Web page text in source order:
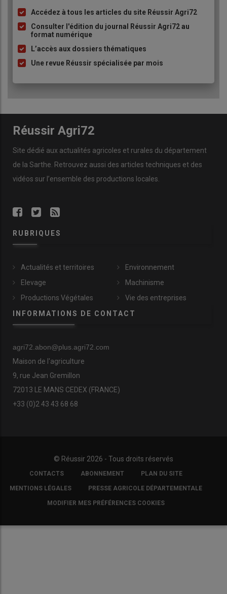
Liste
à
puce
Accédez à tous les articles du site Réussir Agri72
Consulter l'édition du journal Réussir Agri72 au
format numérique
L’accès aux dossiers thématiques
Une revue Réussir spécialisée par mois
Réussir Agri72
Site dédié aux actualités agricoles et rurales du département
de la Sarthe. Retrouvez aussi des articles techniques et des
vidéos sur l’ensemble des productions locales.
RUBRIQUES
Actualités et territoires
Elevage
Productions Végétales
Environnement
Machinisme
Vie des entreprises
INFORMATIONS DE CONTACT
agri72.abon@plus.agri72.com
Maison de l'agriculture
9, rue Jean Gremillon
72013 LE MANS CEDEX (FRANCE)
+33 (0)2 43 43 68 68
© Réussir 2026 - Tous droits réservés
FOOTER
COPYRIGHT
CONTACTS ABONNEMENT PLAN DU SITE
MENTIONS LÉGALES PRESSE AGRICOLE DÉPARTEMENTALE
MODIFIER MES PRÉFÉRENCES COOKIES